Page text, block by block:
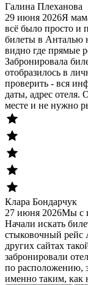
Галина Плеханова
29 июня 2026Я
всё было просто и
билеты в Анталью
видно где прямые
Забронировала
отобразилось в
проверить - вся
даты, адрес отеля.
месте и не нужно
Клара Бондарчук
27 июня 2026Мы с
Начали искать
стыковочный рейс
других сайтах
забронировали
по расположению,
именно таким, как